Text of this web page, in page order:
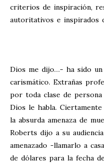
criterios de inspiración,
autoritativos e inspirados
Dios me dijo…- ha sido
carismático. Extrañas
por toda clase de
Dios le habla.
la absurda amenaza de
Roberts dijo a su
amenazado -llamarlo a
de dólares para la fecha